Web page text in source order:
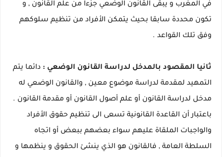
في المغرب و يبقى القانون الوضعي جزءا من علم القانون , و
تكون محددة سابقا بحيث يتمكن الأفراد من تنظيم سلوكهم
وفق تلك القواعد .
ثانيا المقصود بالمدخل لدراسة القانون الوضعي : دائما يتم
التمهيد لمقدمة لدراسة موضوع معين , والقانون الوضعي له
مدخل لدراسة القانون أو علم أصول القانون أو مقدمة القانون .
باعتبار أن القاعدة القانونية تسعى الى تنظيم حقوق الأفراد
والواجبات الملقاة عليهم سواء بعضهم ببعض أو اتجاه
السلطة العامة , فالقانون هو الذي ينشئ الحقوق و ينظمها و